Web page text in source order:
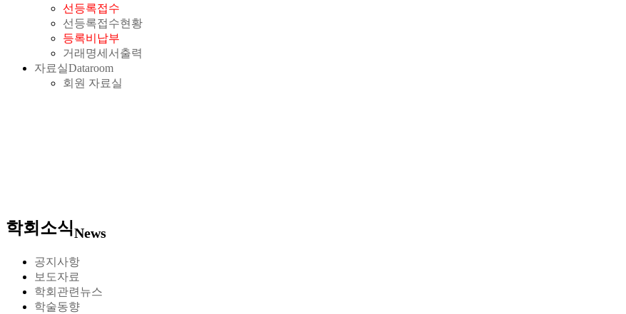
선등록접수
선등록접수현황
등록비납부
거래명세서출력
자료실Dataroom
회원 자료실
학회소식News
공지사항
보도자료
학회관련뉴스
학술동향